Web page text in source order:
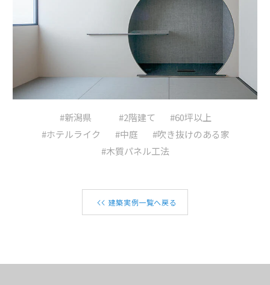
#新潟県 #2階建て
#60坪以上
#ホテルライク
#中庭
#吹き抜けのある家
#木質パネル工法
建築実例一覧へ戻る